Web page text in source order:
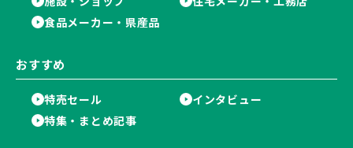
食品メーカー・県産品
おすすめ
特売セール
インタビュー
特集・まとめ記事